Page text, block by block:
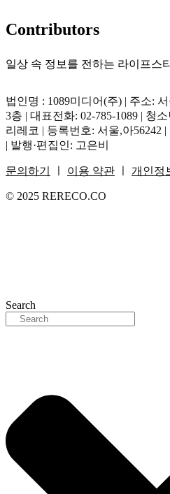
Contributors
일상 속 정보를 전하는 라이프스
법인명 : 1089미디어(주) | 주소:
3층 | 대표전화: 02-785-1089 | 청
리레코 | 등록번호: 서울,아56242
| 발행·편집인: 고은비
문의하기 이용 약관 개인정
© 2025 RERECO.CO
Search